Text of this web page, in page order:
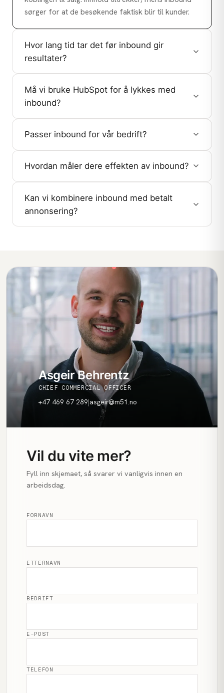
sørger for at de besøkende faktisk blir til kunder.
Hvor lang tid tar det før inbound gir
resultater?
Må vi bruke HubSpot for å lykkes med
inbound?
Passer inbound for vår bedrift?
Hvordan måler dere effekten av inbound?
Kan vi kombinere inbound med betalt
annonsering?
Asgeir Behrentz
CHIEF COMMERCIAL OFFICER
+47 469 67 289|asgeir@m51.no
Vil du vite mer?
Fyll inn skjemaet, så svarer vi vanligvis innen en
arbeidsdag.
FORNAVN
ETTERNAVN
BEDRIFT
E-POST
TELEFON